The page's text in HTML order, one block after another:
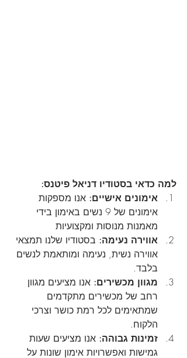
למה כדאי בסטודיו דניאל פיטנס:
אימונים אישיים: אנו מספקות
אימונים של 9 נשים באימון בידי
מאמנות מנוסות ומקצועיות
אווירה נעימה: בסטודיו שלנו תמצאי
אווירה נשית, נעימה ומותאמת לנשים
בלבד.
מגוון מכשירים: אנו מציעים מגוון
רחב של מכשירים מתקדמים
שמתאימים לכל רמת כושר וצרכי
הלקוח.
זמינות גבוהה: אנו מציעים שעות
גמישות ואפשרויות אימון שונות על